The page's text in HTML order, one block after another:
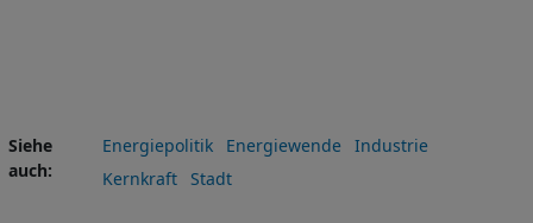
Siehe
auch
Energiepolitik Energiewende
Industrie
Kernkraft
Stadt